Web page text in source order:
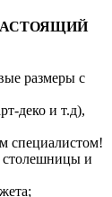
размеры с
деко и т.д),
специалистом!
столешницы и